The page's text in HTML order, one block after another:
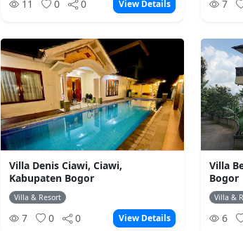
11 0 0 View Details 7
Villa Denis Ciawi, Ciawi,
Kabupaten Bogor
Villa & Resort
7 0 0 View Details
Villa
Bogor
Villa &
6